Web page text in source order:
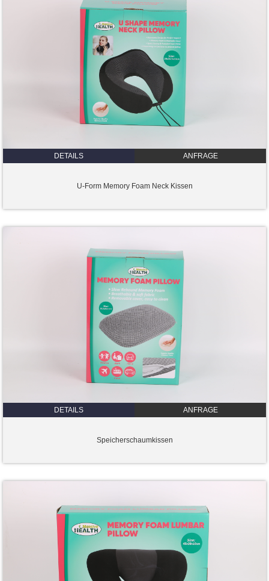
DETAILS ANFRAGE
U-Form Memory Foam Neck Kissen
DETAILS ANFRAGE
Speicherschaumkissen